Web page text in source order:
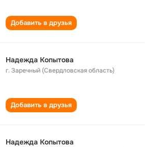
Добавить в друзья
Надежда Копытова
г. Заречный (Свердловская область)
Добавить в друзья
Надежда Копытова